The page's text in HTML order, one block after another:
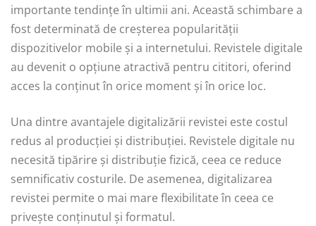
importante tendințe în ultimii ani. Această schimbare a
fost determinată de creșterea popularității
dispozitivelor mobile și a internetului. Revistele digitale
au devenit o opțiune atractivă pentru cititori, oferind
acces la conținut în orice moment și în orice loc.
Una dintre avantajele digitalizării revistei este costul
redus al producției și distribuției. Revistele digitale nu
necesită tipărire și distribuție fizică, ceea ce reduce
semnificativ costurile. De asemenea, digitalizarea
revistei permite o mai mare flexibilitate în ceea ce
privește conținutul și formatul.